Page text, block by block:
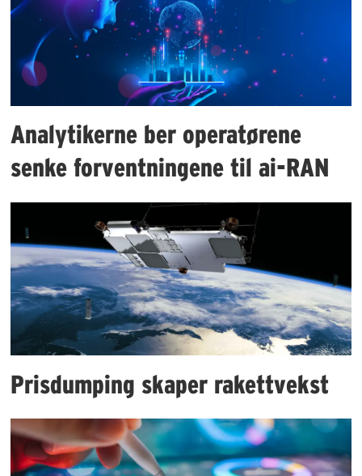
Analytikerne ber operatørene
senke forventningene til ai-RAN
Prisdumping skaper rakettvekst